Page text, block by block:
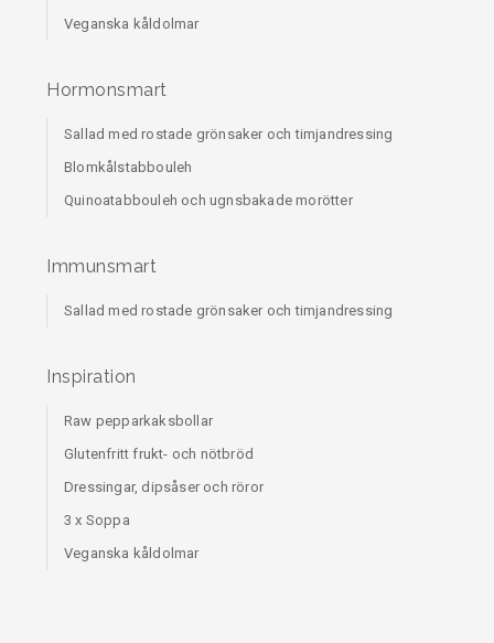
Veganska kåldolmar
Hormonsmart
Sallad med rostade grönsaker och timjandressing
Blomkålstabbouleh
Quinoatabbouleh och ugnsbakade morötter
Immunsmart
Sallad med rostade grönsaker och timjandressing
Inspiration
Raw pepparkaksbollar
Glutenfritt frukt- och nötbröd
Dressingar, dipsåser och röror
3 x Soppa
Veganska kåldolmar